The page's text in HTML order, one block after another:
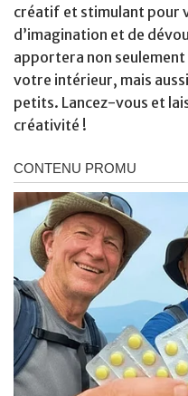
créatif et stimulant pour
d’imagination et de
apportera non
votre intérieur, mais
petits. Lancez-vous et
créativité !